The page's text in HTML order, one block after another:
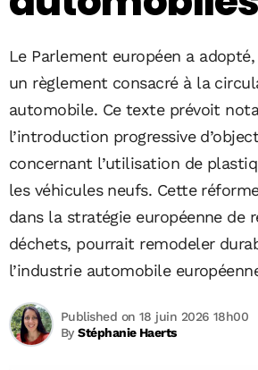
Le Parlement européen a
un règlement consacré à la
automobile. Ce texte prévoit
l’introduction progressive
concernant l’utilisation de
les véhicules neufs. Cette
dans la stratégie européenne de
déchets, pourrait remodeler
l’industrie automobile
ByStéphanie Haerts
Published on 18 juin 2026 18h00